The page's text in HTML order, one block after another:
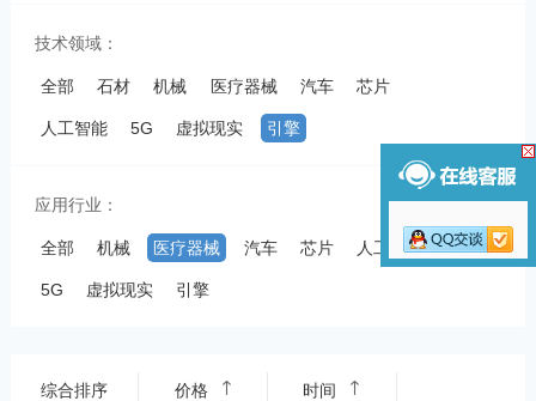
技术领域：
全部 石材 机械 医疗器械 汽车 芯片
人工智能 5G 虚拟现实 引擎
应用行业：
全部 机械 医疗器械 汽车 芯片 人工智能
5G 虚拟现实 引擎
综合排序 价格 时间